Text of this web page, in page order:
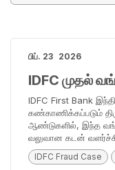
பிப். 23 2026
IDFC First Bank
கண்காணிக்கப்படும்
ஆண்டுகளில், இந்த
வலுவான கடன்
IDFC Fraud Case